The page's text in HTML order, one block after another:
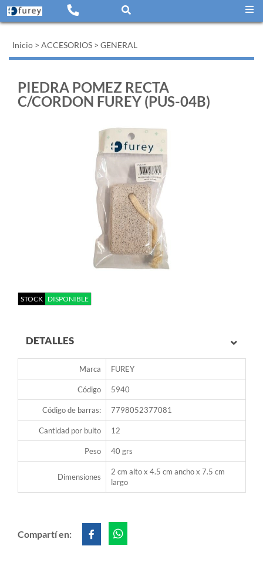
Inicio > ACCESORIOS > GENERAL
PIEDRA POMEZ RECTA
C/CORDON FUREY (PUS-04B)
STOCK DISPONIBLE
DETALLES
Marca FUREY
Código 5940
Código de barras: 7798052377081
Cantidad por bulto 12
Peso 40 grs
Dimensiones
2 cm alto x 4.5 cm ancho x 7.5 cm
largo
Compartí en: